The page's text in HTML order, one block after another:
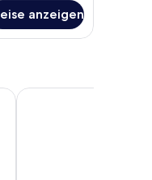
anzeigen
Ruby Molly Hotel